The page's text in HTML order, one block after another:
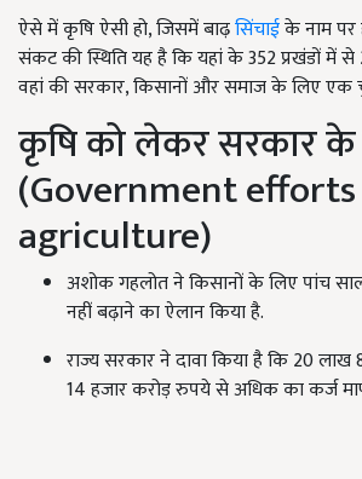
ऐसे में कृषि ऐसी हो, जिसमें बाढ़सिंचाईके नाम पर
संकट की स्थिति यह है कि यहां के 352 प्रखंडों में से
वहां की सरकार, किसानों और समाज के लिए एक
कृषि को लेकर सरकार के
(Government
agriculture)
अशोक गहलोत ने किसानों के लिए पांच
नहीं बढ़ाने का ऐलान किया है.
राज्य सरकार ने दावा किया है कि 20 लाख
14 हजार करोड़ रुपये से अधिक का कर्ज